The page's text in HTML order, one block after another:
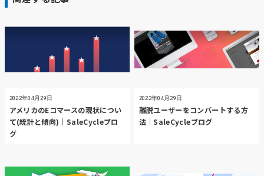
2022年04月29日
アメリカのEコマースの現状につい
て(統計と傾向)｜SaleCycleブロ
グ
2022年04月29日
離脱ユーザーをコンバートする方
法｜SaleCycleブログ